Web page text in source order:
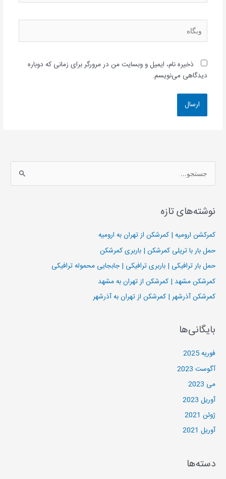
وبگاه
ذخیره نام، ایمیل و وبسایت من در مرورگر برای زمانی که دوباره
دیدگاهی می‌نویسم.
س
ج
و
ا
ی
:
نوشته‌های تازه
کمرکشن ارومیه | کمرشکن از تهران به ارومیه
حمل بار با تریلی کمرشکن | باربری کمرشکن
حمل بار ترافیکی | باربری ترافیکی | جابجایی محموله ترافیکی
کمرشکن مشهد | کمرشکن از تهران به مشهد
کمرشکن آذرشهر | کمرشکن از تهران به آذرشهر
بایگانی‌ها
فوریه 2025
آگوست 2023
می 2023
آوریل 2023
ژوئن 2021
آوریل 2021
دسته‌ها